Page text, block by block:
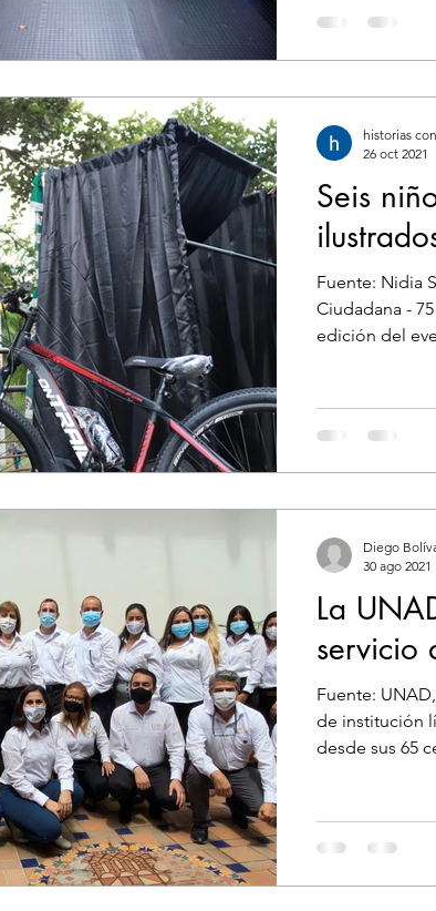
Seis
Fuente: Nidia
Ciudadana -
edición del
historias
26 oct 2021
La
servicio
Fuente:
de institución
desde sus 65
Diego
30 ago 2021